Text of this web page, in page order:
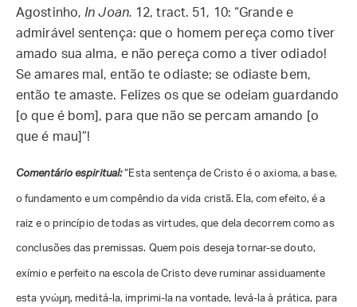
Agostinho,In Joan. 12, tract. 51, 10: “Grande e
admirável sentença: que o homem pereça como tiver
amado sua alma, e não pereça como a tiver odiado!
Se amares mal, então te odiaste; se odiaste bem,
então te amaste. Felizes os que se odeiam guardando
[o que é bom], para que não se percam amando [o
que é mau]”!
Comentário espiritual:“Esta sentença de Cristo é o axioma, a base,
o fundamento e um compêndio da vida cristã. Ela, com efeito, é a
raiz e o princípio de todas as virtudes, que dela decorrem como as
conclusões das premissas. Quem pois deseja tornar-se douto,
exímio e perfeito na escola de Cristo deve ruminar assiduamente
esta γνώμη, meditá-la, imprimi-la na vontade, levá-la à prática, para